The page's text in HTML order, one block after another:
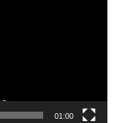
01:00